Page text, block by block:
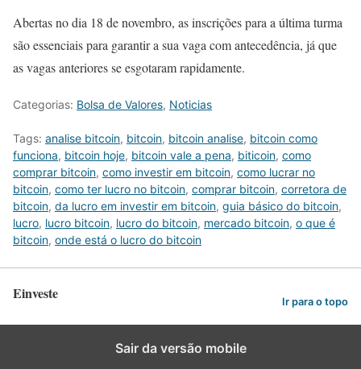
Abertas no dia 18 de novembro, as inscrições para a última turma
são essenciais para garantir a sua vaga com antecedência, já que
as vagas anteriores se esgotaram rapidamente.
Categorias: Bolsa de Valores, Noticias
Tags: analise bitcoin, bitcoin, bitcoin analise, bitcoin como
funciona, bitcoin hoje, bitcoin vale a pena, biticoin, como
comprar bitcoin, como investir em bitcoin, como lucrar no
bitcoin, como ter lucro no bitcoin, comprar bitcoin, corretora de
bitcoin, da lucro em investir em bitcoin, guia básico do bitcoin,
lucro, lucro bitcoin, lucro do bitcoin, mercado bitcoin, o que é
bitcoin, onde está o lucro do bitcoin
Einveste Ir para o topo
Sair da versão mobile